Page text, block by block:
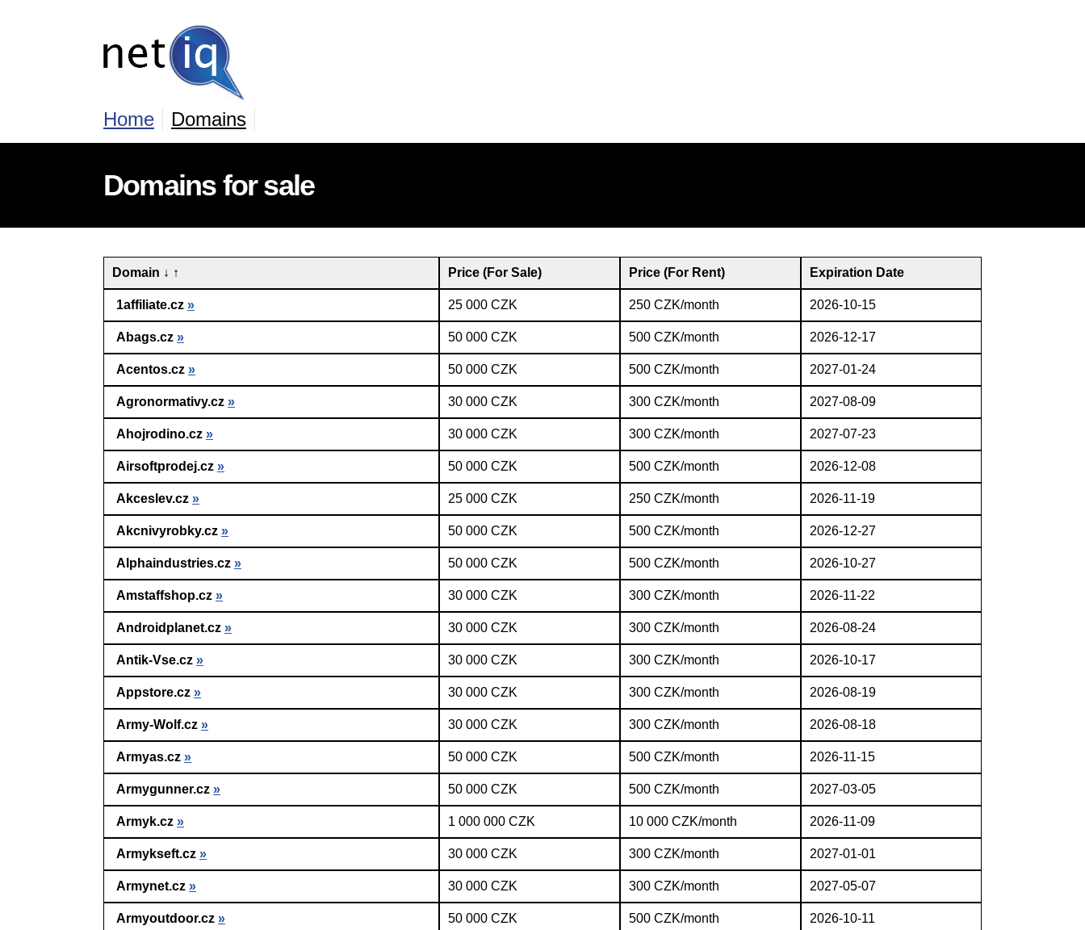
Home Domains
Domains for sale
Domain ↓ ↑ Price (For Sale) Price (For Rent) Expiration Date
1affiliate.cz » 25 000 CZK 250 CZK/month 2026-10-15
Abags.cz » 50 000 CZK 500 CZK/month 2026-12-17
Acentos.cz » 50 000 CZK 500 CZK/month 2027-01-24
Agronormativy.cz » 30 000 CZK 300 CZK/month 2027-08-09
Ahojrodino.cz » 30 000 CZK 300 CZK/month 2027-07-23
Airsoftprodej.cz » 50 000 CZK 500 CZK/month 2026-12-08
Akceslev.cz » 25 000 CZK 250 CZK/month 2026-11-19
Akcnivyrobky.cz » 50 000 CZK 500 CZK/month 2026-12-27
Alphaindustries.cz » 50 000 CZK 500 CZK/month 2026-10-27
Amstaffshop.cz » 30 000 CZK 300 CZK/month 2026-11-22
Androidplanet.cz » 30 000 CZK 300 CZK/month 2026-08-24
Antik-Vse.cz » 30 000 CZK 300 CZK/month 2026-10-17
Appstore.cz » 30 000 CZK 300 CZK/month 2026-08-19
Army-Wolf.cz » 30 000 CZK 300 CZK/month 2026-08-18
Armyas.cz » 50 000 CZK 500 CZK/month 2026-11-15
Armygunner.cz » 50 000 CZK 500 CZK/month 2027-03-05
Armyk.cz » 1 000 000 CZK 10 000 CZK/month 2026-11-09
Armykseft.cz » 30 000 CZK 300 CZK/month 2027-01-01
Armynet.cz » 30 000 CZK 300 CZK/month 2027-05-07
Armyoutdoor.cz » 50 000 CZK 500 CZK/month 2026-10-11